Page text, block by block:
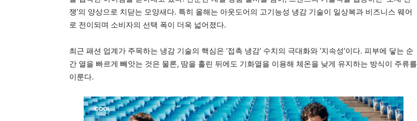
쟁’의 양상으로 치닫는 모양새다. 특히 올해는 아웃도어의 고기능성 냉감 기술이 일상복과 비즈니스 웨어
로 전이되며 소비자의 선택 폭이 더욱 넓어졌다.
최근 패션 업계가 주목하는 냉감 기술의 핵심은 ‘접촉 냉감’ 수치의 극대화와 ‘지속성’이다. 피부에 닿는 순
간 열을 빠르게 빼앗는 것은 물론, 땀을 흘린 뒤에도 기화열을 이용해 체온을 낮게 유지하는 방식이 주류를
이룬다.